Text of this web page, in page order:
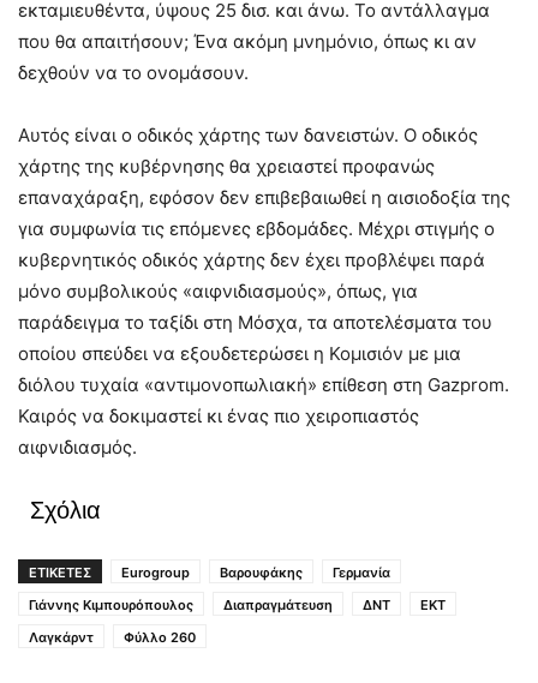
εκταμιευθέντα, ύψους 25 δισ. και άνω. Το αντάλλαγμα
που θα απαιτήσουν; Ένα ακόμη μνημόνιο, όπως κι αν
δεχθούν να το ονομάσουν.
Αυτός είναι ο οδικός χάρτης των δανειστών. Ο οδικός
χάρτης της κυβέρνησης θα χρειαστεί προφανώς
επαναχάραξη, εφόσον δεν επιβεβαιωθεί η αισιοδοξία της
για συμφωνία τις επόμενες εβδομάδες. Μέχρι στιγμής ο
κυβερνητικός οδικός χάρτης δεν έχει προβλέψει παρά
μόνο συμβολικούς «αιφνιδιασμούς», όπως, για
παράδειγμα το ταξίδι στη Μόσχα, τα αποτελέσματα του
οποίου σπεύδει να εξουδετερώσει η Κομισιόν με μια
διόλου τυχαία «αντιμονοπωλιακή» επίθεση στη Gazprom.
Καιρός να δοκιμαστεί κι ένας πιο χειροπιαστός
αιφνιδιασμός.
Σχόλια
ΕΤΙΚΕΤΕΣ Eurogroup Βαρουφάκης
Γερμανία
Γιάννης Κιμπουρόπουλος
Διαπραγμάτευση ΔΝΤ
ΕΚΤ
Λαγκάρντ
Φύλλο 260